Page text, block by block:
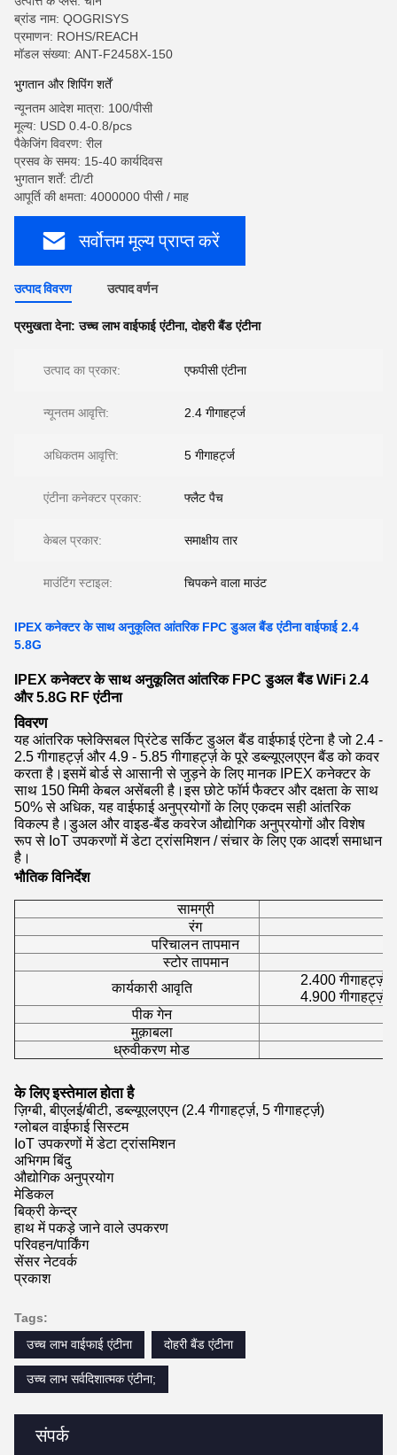
संपर्क
ब्रांड नाम: QOGRISYS
प्रमाणन: ROHS/REACH
मॉडल संख्या: ANT-F2458X-150
भुगतान और शिपिंग शर्तें
न्यूनतम आदेश मात्रा: 100/पीसी
मूल्य: USD 0.4-0.8/pcs
पैकेजिंग विवरण: रील
प्रसव के समय: 15-40 कार्यदिवस
भुगतान शर्तें: टी/टी
आपूर्ति की क्षमता: 4000000 पीसी / माह
सर्वोत्तम मूल्य प्राप्त करें
उत्पाद विवरण उत्पाद वर्णन
प्रमुखता देना:उच्च लाभ वाईफाई एंटीना,दोहरी बैंड एंटीना
उत्पाद का प्रकार: एफपीसी एंटीना
न्यूनतम आवृत्ति: 2.4 गीगाहर्ट्ज
अधिकतम आवृत्ति: 5 गीगाहर्ट्ज
एंटीना कनेक्टर प्रकार: फ्लैट पैच
केबल प्रकार: समाक्षीय तार
माउंटिंग स्टाइल: चिपकने वाला माउंट
IPEX कनेक्टर के साथ अनुकूलित आंतरिक FPC डुअल बैंड एंटीना वाईफाई 2.4
5.8G
IPEX कनेक्टर के साथ अनुकूलित आंतरिक FPC डुअल बैंड WiFi 2.4
और 5.8G RF एंटीना
विवरण
यह आंतरिक फ्लेक्सिबल प्रिंटेड सर्किट डुअल बैंड वाईफाई एंटेना है जो 2.4 -
2.5 गीगाहर्ट्ज़ और 4.9 - 5.85 गीगाहर्ट्ज़ के पूरे डब्ल्यूएलएएन बैंड को कवर
करता है।इसमें बोर्ड से आसानी से जुड़ने के लिए मानक IPEX कनेक्टर के
साथ 150 मिमी केबल असेंबली है।इस छोटे फॉर्म फैक्टर और दक्षता के साथ
50% से अधिक, यह वाईफाई अनुप्रयोगों के लिए एकदम सही आंतरिक
विकल्प है।डुअल और वाइड-बैंड कवरेज औद्योगिक अनुप्रयोगों और विशेष
रूप से IoT उपकरणों में डेटा ट्रांसमिशन / संचार के लिए एक आदर्श समाधान
है।
भौतिक विनिर्देश
सामग्री
रंग
परिचालन तापमान
स्टोर तापमान
कार्यकारी आवृति
2.400 गीगाहर्ट्ज़
4.900 गीगाहर्ट्ज़
पीक गेन
मुक़ाबला
ध्रुवीकरण मोड
के लिए इस्तेमाल होता है
ज़िग्बी, बीएलई/बीटी, डब्ल्यूएलएएन (2.4 गीगाहर्ट्ज़, 5 गीगाहर्ट्ज़)
ग्लोबल वाईफाई सिस्टम
IoT उपकरणों में डेटा ट्रांसमिशन
अभिगम बिंदु
औद्योगिक अनुप्रयोग
मेडिकल
बिक्री केन्द्र
हाथ में पकड़े जाने वाले उपकरण
परिवहन/पार्किंग
सेंसर नेटवर्क
प्रकाश
Tags:
उच्च लाभ वाईफाई एंटीना
दोहरी बैंड एंटीना
उच्च लाभ सर्वदिशात्मक एंटीना;